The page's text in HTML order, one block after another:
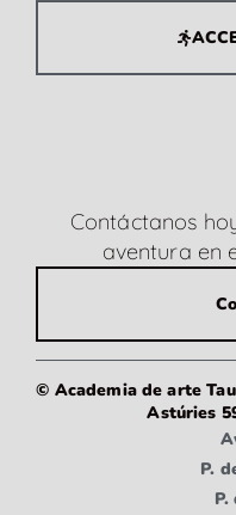
Contáctanos
aventura en
© Academia de arte
Astúries
P.
P.